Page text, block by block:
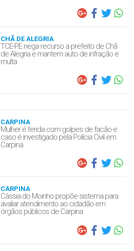
CHÃ DE ALEGRIA
TCE-PE nega recurso a prefeito de Chã
de Alegria e mantem auto de infração e
multa
CARPINA
Mulher é ferida com golpes de facão e
caso é investigado pela Polícia Civil em
Carpina
CARPINA
Cássia do Moinho propõe sistema para
avaliar atendimento ao cidadão em
órgãos públicos de Carpina